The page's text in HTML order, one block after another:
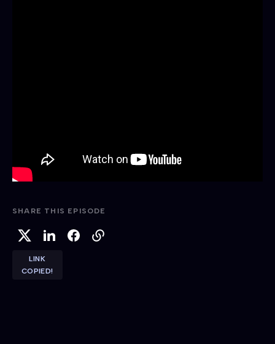
SHARE THIS EPISODE
LINK
COPIED!